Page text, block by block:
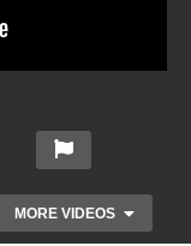
MORE VIDEOS